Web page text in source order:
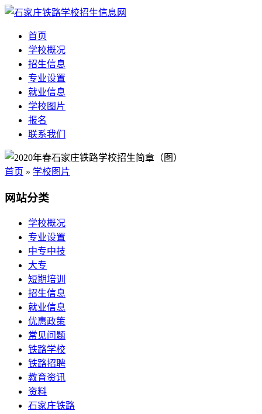
首页
学校概况
招生信息
专业设置
就业信息
学校图片
报名
联系我们
首页 » 学校图片
网站分类
学校概况
专业设置
中专中技
大专
短期培训
招生信息
就业信息
优惠政策
常见问题
铁路学校
铁路招聘
教育资讯
资料
石家庄铁路